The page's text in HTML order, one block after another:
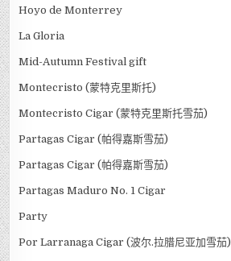
Hoyo de Monterrey
La Gloria
Mid-Autumn Festival gift
Montecristo (蒙特克里斯托)
Montecristo Cigar (蒙特克里斯托雪茄)
Partagas Cigar (帕得嘉斯雪茄)
Partagas Cigar (帕得嘉斯雪茄)
Partagas Maduro No. 1 Cigar
Party
Por Larranaga Cigar (波尔.拉腊尼亚加雪茄)